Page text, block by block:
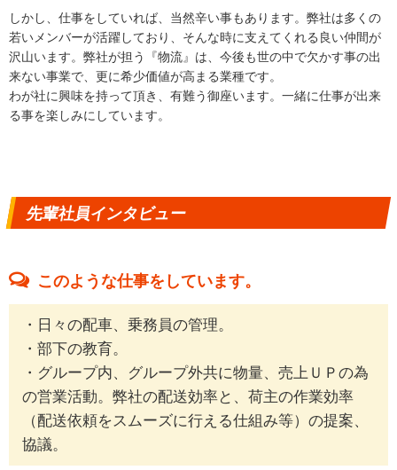
しかし、仕事をしていれば、当然辛い事もあります。弊社は多くの
若いメンバーが活躍しており、そんな時に支えてくれる良い仲間が
沢山います。弊社が担う『物流』は、今後も世の中で欠かす事の出
来ない事業で、更に希少価値が高まる業種です。
わが社に興味を持って頂き、有難う御座います。一緒に仕事が出来
る事を楽しみにしています。
先輩社員インタビュー
このような仕事をしています。
・日々の配車、乗務員の管理。
・部下の教育。
・グループ内、グループ外共に物量、売上ＵＰの為
の営業活動。弊社の配送効率と、荷主の作業効率
（配送依頼をスムーズに行える仕組み等）の提案、
協議。